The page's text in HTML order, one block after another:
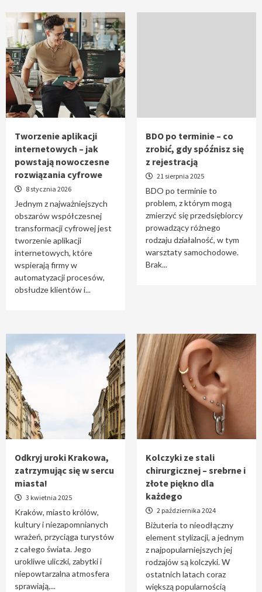
Tworzenie aplikacji
internetowych – jak
powstają nowoczesne
rozwiązania cyfrowe
8 stycznia 2026
Jednym z najważniejszych
obszarów współczesnej
transformacji cyfrowej jest
tworzenie aplikacji
internetowych, które
wspierają firmy w
automatyzacji procesów,
obsłudze klientów i...
BDO po terminie – co
zrobić, gdy spóźnisz się
z rejestracją
21 sierpnia 2025
BDO po terminie to
problem, z którym mogą
zmierzyć się przedsiębiorcy
prowadzący różnego
rodzaju działalność, w tym
warsztaty samochodowe.
Brak...
Odkryj uroki Krakowa,
zatrzymując się w sercu
miasta!
3 kwietnia 2025
Kraków, miasto królów,
kultury i niezapomnianych
wrażeń, przyciąga turystów
z całego świata. Jego
urokliwe uliczki, zabytki i
niepowtarzalna atmosfera
sprawiają,...
Kolczyki ze stali
chirurgicznej – srebrne i
złote piękno dla
każdego
2 października 2024
Biżuteria to nieodłączny
element stylizacji, a jednym
z najpopularniejszych jej
rodzajów są kolczyki. W
ostatnich latach coraz
większą popularnością